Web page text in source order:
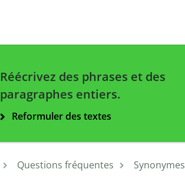
Réécrivez des phrases et des
paragraphes entiers.
Reformuler des textes
Questions fréquentes Synonymes